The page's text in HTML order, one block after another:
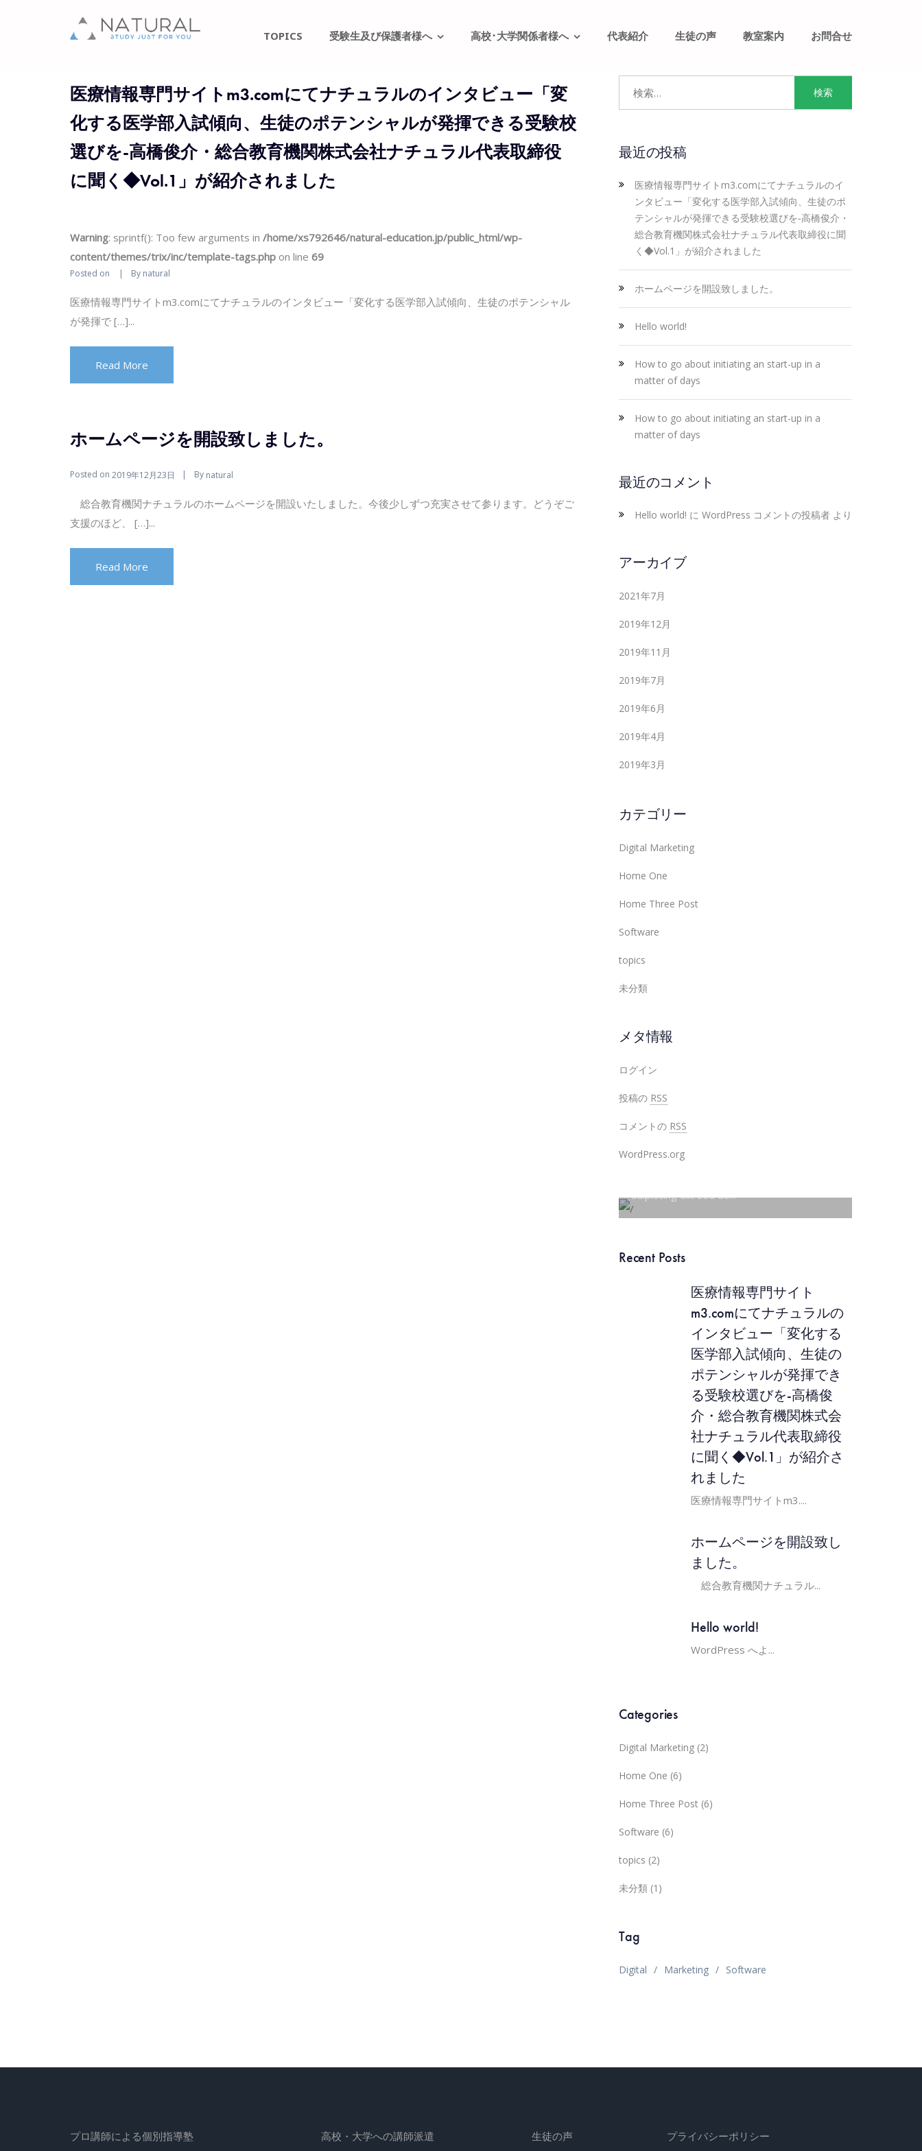
TOPICS 受験生及び保護者様へ 高校･大学関係者様へ 代表紹介 生徒の声 教室案内 お問合せ
医療情報専門サイトm3.comにてナチュラルのインタビュー「変
化する医学部入試傾向、生徒のポテンシャルが発揮できる受験校
選びを‐高橋俊介・総合教育機関株式会社ナチュラル代表取締役
に聞く◆Vol.1」が紹介されました
Warning: sprintf(): Too few arguments in /home/xs792646/natural-education.jp/public_html/wp-
content/themes/trix/inc/template-tags.php on line 69
Posted on By natural
医療情報専門サイトm3.comにてナチュラルのインタビュー「変化する医学部入試傾向、生徒のポテンシャル
が発揮で […]...
Read More
ホームページを開設致しました。
Posted on 2019年12月23日 By natural
総合教育機関ナチュラルのホームページを開設いたしました。今後少しずつ充実させて参ります。どうぞご
支援のほど、 […]...
Read More
最近の投稿
医療情報専門サイトm3.comにてナチュラルのイ
ンタビュー「変化する医学部入試傾向、生徒のポ
テンシャルが発揮できる受験校選びを‐高橋俊介・
総合教育機関株式会社ナチュラル代表取締役に聞
く◆Vol.1」が紹介されました
ホームページを開設致しました。
Hello world!
How to go about initiating an start-up in a
matter of days
How to go about initiating an start-up in a
matter of days
最近のコメント
Hello world! に WordPress コメントの投稿者 より
アーカイブ
2021年7月
2019年12月
2019年11月
2019年7月
2019年6月
2019年4月
2019年3月
カテゴリー
Digital Marketing
Home One
Home Three Post
Software
topics
未分類
メタ情報
ログイン
投稿の RSS
コメントの RSS
WordPress.org
Beyond the tree line
adipiscing elit sed do...
Recent Posts
医療情報専門サイト
m3.comにてナチュラルの
インタビュー「変化する
医学部入試傾向、生徒の
ポテンシャルが発揮でき
る受験校選びを‐高橋俊
介・総合教育機関株式会
社ナチュラル代表取締役
に聞く◆Vol.1」が紹介さ
れました
医療情報専門サイトm3....
ホームページを開設致し
ました。
総合教育機関ナチュラル...
Hello world!
WordPress へよ...
Categories
Digital Marketing (2)
Home One (6)
Home Three Post (6)
Software (6)
topics (2)
未分類 (1)
Tag
Digital Marketing Software
プロ講師による個別指導塾 高校・大学への講師派遣 生徒の声 プライバシーポリシー